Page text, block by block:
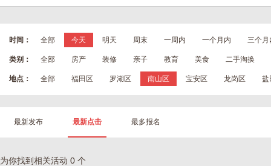
时间： 全部 今天 明天 周末 一周内 一个月内 三个月
类别： 全部 房产 装修 亲子 教育 美食 二手淘换
地点： 全部 福田区 罗湖区 南山区 宝安区 龙岗区 盐
最新发布 最新点击 最多报名
为你找到相关活动 0 个